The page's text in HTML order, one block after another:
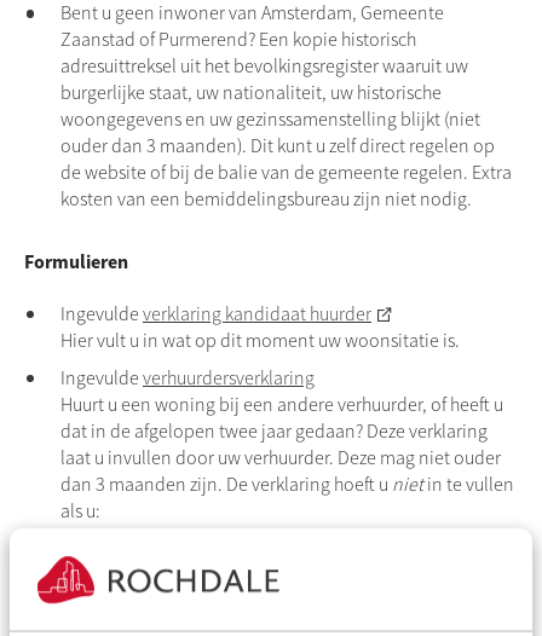
Bent u geen inwoner van Amsterdam, Gemeente
Zaanstad of Purmerend? Een kopie historisch
adresuittreksel uit het bevolkingsregister waaruit uw
burgerlijke staat, uw nationaliteit, uw historische
woongegevens en uw gezinssamenstelling blijkt (niet
ouder dan 3 maanden). Dit kunt u zelf direct regelen op
de website of bij de balie van de gemeente regelen. Extra
kosten van een bemiddelingsbureau zijn niet nodig.
Formulieren
Ingevulde verklaring kandidaat huurder
Hier vult u in wat op dit moment uw woonsitatie is.
Ingevulde verhuurdersverklaring
Huurt u een woning bij een andere verhuurder, of heeft u
dat in de afgelopen twee jaar gedaan? Deze verklaring
laat u invullen door uw verhuurder. Deze mag niet ouder
dan 3 maanden zijn. De verklaring hoeft u nietin te vullen
als u:
of de afgelopen twee jaar niet in een huurwoning